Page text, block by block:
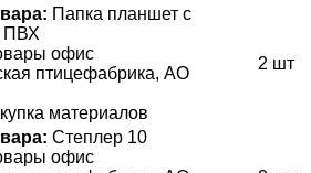
Папка планшет с
ПВХ
офис
птицефабрика, АО
материалов
2 шт
Степлер 10
офис